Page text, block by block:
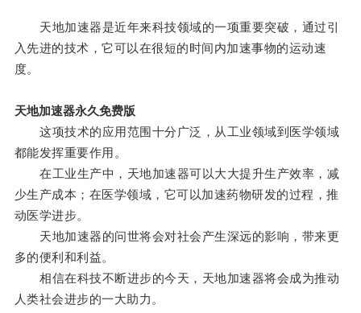
天地加速器是近年来科技领域的一项重要突破，通过引
入先进的技术，它可以在很短的时间内加速事物的运动速
度。
天地加速器永久免费版
这项技术的应用范围十分广泛，从工业领域到医学领域
都能发挥重要作用。
在工业生产中，天地加速器可以大大提升生产效率，减
少生产成本；在医学领域，它可以加速药物研发的过程，推
动医学进步。
天地加速器的问世将会对社会产生深远的影响，带来更
多的便利和利益。
相信在科技不断进步的今天，天地加速器将会成为推动
人类社会进步的一大助力。